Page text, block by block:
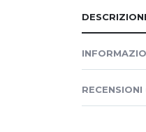
RECENSIONI